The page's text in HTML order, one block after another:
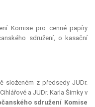
Komise pro cenné papíry
sdružení, o kasační
složeném z předsedy JUDr.
a JUDr. Karla Šimky v
sdružení Komise